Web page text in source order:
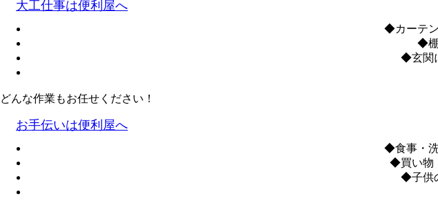
大工仕事は便利屋へ
◆カーテ
◆棚
◆玄関
どんな作業もお任せください！
お手伝いは便利屋へ
◆食事・
◆買い物
◆子供